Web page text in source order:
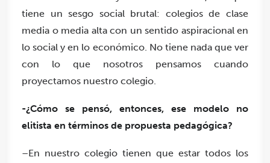
tiene un sesgo social brutal: colegios de clase
media o media alta con un sentido aspiracional en
lo social y en lo económico. No tiene nada que ver
con lo que nosotros pensamos cuando
proyectamos nuestro colegio.
-¿Cómo se pensó, entonces, ese modelo no
elitista en términos de propuesta pedagógica?
–En nuestro colegio tienen que estar todos los